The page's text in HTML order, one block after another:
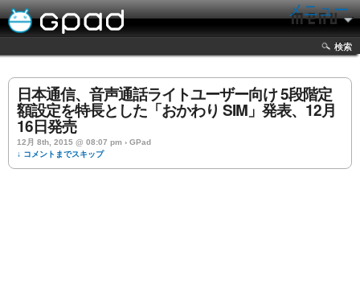
メニュー
検索
日本通信、音声通話ライトユーザー向け 5段階定
額設定を特長とした「おかわり SIM」発表、12月
16日発売
12月 8th, 2015 @ 08:07 pm › GPad
↓ コメントまでスキップ